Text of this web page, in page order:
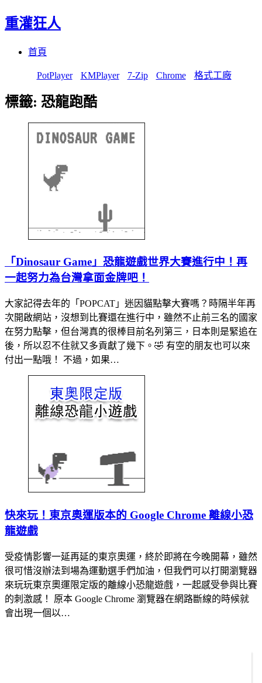
重灌狂人
首頁
PotPlayer KMPlayer 7-Zip Chrome 格式工廠
標籤: 恐龍跑酷
「Dinosaur Game」恐龍遊戲世界大賽進行中！再
一起努力為台灣拿面金牌吧！
大家記得去年的「POPCAT」迷因貓點擊大賽嗎？時隔半年再
次開啟網站，沒想到比賽還在進行中，雖然不止前三名的國家
在努力點擊，但台灣真的很棒目前名列第三，日本則是緊追在
後，所以忍不住就又多貢獻了幾下。🤣 有空的朋友也可以來
付出一點哦！ 不過，如果…
快來玩！東京奧運版本的 Google Chrome 離線小恐
龍遊戲
受疫情影響一延再延的東京奧運，終於即將在今晚開幕，雖然
很可惜沒辦法到場為運動選手們加油，但我們可以打開瀏覽器
來玩玩東京奧運限定版的離線小恐龍遊戲，一起感受參與比賽
的刺激感！ 原本 Google Chrome 瀏覽器在網路斷線的時候就
會出現一個以…